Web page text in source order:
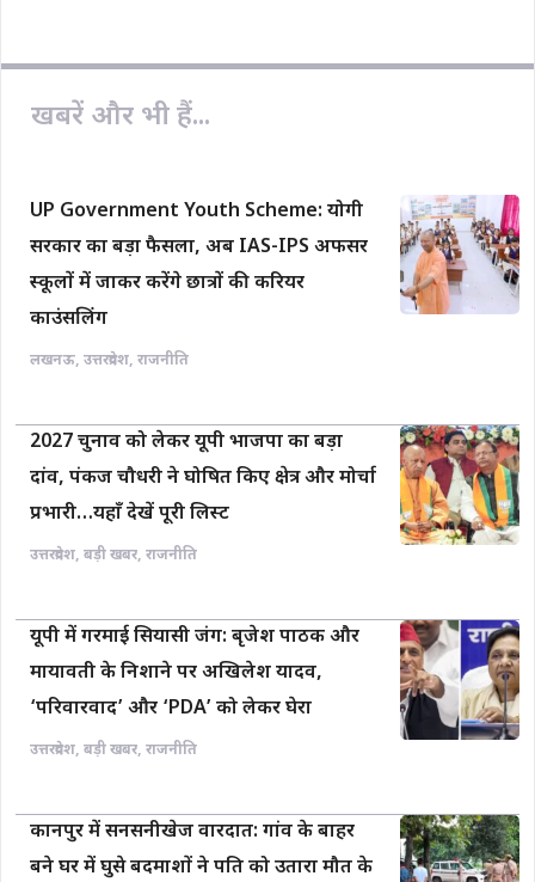
खबरें और भी हैं...
UP Government Youth Scheme: योगी
सरकार का बड़ा फैसला, अब IAS-IPS अफसर
स्कूलों में जाकर करेंगे छात्रों की करियर
काउंसलिंग
लखनऊ, उत्तरप्रदेश, राजनीति
2027 चुनाव को लेकर यूपी भाजपा का बड़ा
दांव, पंकज चौधरी ने घोषित किए क्षेत्र और मोर्चा
प्रभारी…यहाँ देखें पूरी लिस्ट
उत्तरप्रदेश, बड़ी खबर, राजनीति
यूपी में गरमाई सियासी जंग: बृजेश पाठक और
मायावती के निशाने पर अखिलेश यादव,
‘परिवारवाद’ और ‘PDA’ को लेकर घेरा
उत्तरप्रदेश, बड़ी खबर, राजनीति
कानपुर में सनसनीखेज वारदात: गांव के बाहर
बने घर में घुसे बदमाशों ने पति को उतारा मौत के